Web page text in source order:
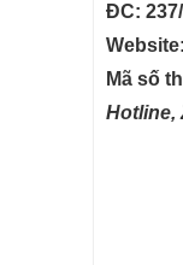
ĐC:
Mã số
Hotline,